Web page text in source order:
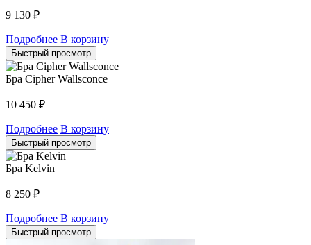
9 130 ₽
Подробнее В корзину
Быстрый просмотр
Бра Cipher Wallsconce
10 450 ₽
Подробнее В корзину
Быстрый просмотр
Бра Kelvin
8 250 ₽
Подробнее В корзину
Быстрый просмотр